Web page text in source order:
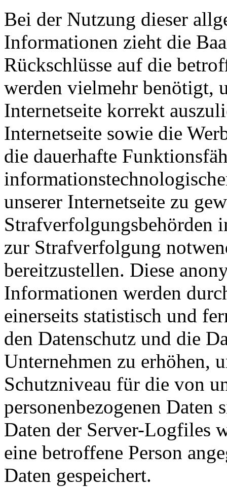
Bei der Nutzung dieser
Informationen zieht die
Rückschlüsse auf die
werden vielmehr benötigt,
Internetseite korrekt
Internetseite sowie die
die dauerhafte
unserer Internetseite zu
Strafverfolgungsbehörden
zur Strafverfolgung
bereitzustellen. Diese
Informationen werden
einerseits statistisch und
den Datenschutz und die
Unternehmen zu erhöhen,
Schutzniveau für die von
personenbezogenen Daten
Daten der Server-Logfiles
eine betroffene Person
Daten gespeichert.